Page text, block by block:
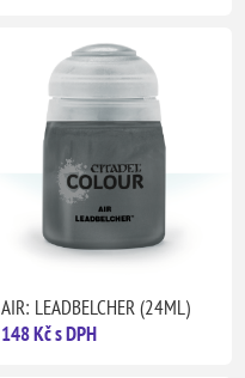
AIR: LEADBELCHER (24ML)
148 Kč s DPH